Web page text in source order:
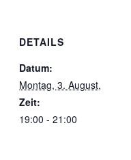
DETAILS
Datum:
Montag, 3. August,
Zeit:
19:00 - 21:00